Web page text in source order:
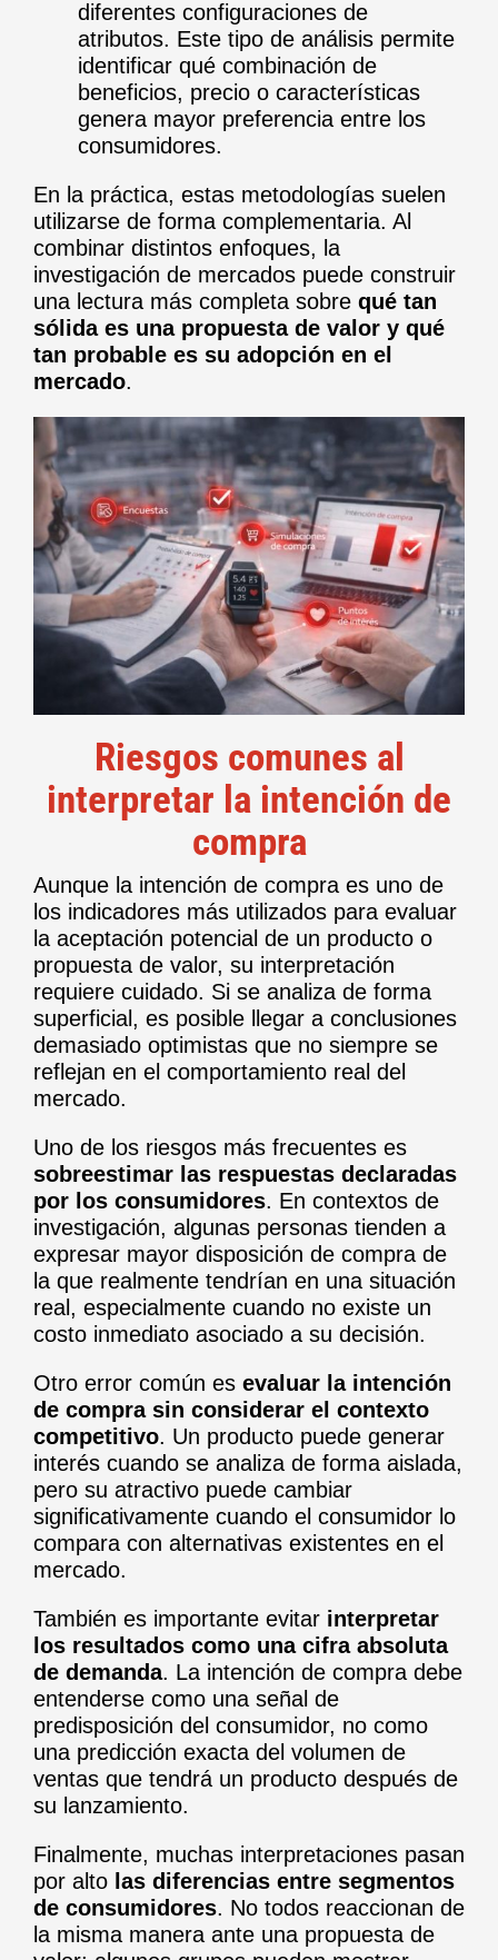
diferentes configuraciones de
atributos. Este tipo de análisis permite
identificar qué combinación de
beneficios, precio o características
genera mayor preferencia entre los
consumidores.
En la práctica, estas metodologías suelen
utilizarse de forma complementaria. Al
combinar distintos enfoques, la
investigación de mercados puede construir
una lectura más completa sobre qué tan
sólida es una propuesta de valor y qué
tan probable es su adopción en el
mercado.
Riesgos comunes al
interpretar la intención de
compra
Aunque la intención de compra es uno de
los indicadores más utilizados para evaluar
la aceptación potencial de un producto o
propuesta de valor, su interpretación
requiere cuidado. Si se analiza de forma
superficial, es posible llegar a conclusiones
demasiado optimistas que no siempre se
reflejan en el comportamiento real del
mercado.
Uno de los riesgos más frecuentes es
sobreestimar las respuestas declaradas
por los consumidores. En contextos de
investigación, algunas personas tienden a
expresar mayor disposición de compra de
la que realmente tendrían en una situación
real, especialmente cuando no existe un
costo inmediato asociado a su decisión.
Otro error común es evaluar la intención
de compra sin considerar el contexto
competitivo. Un producto puede generar
interés cuando se analiza de forma aislada,
pero su atractivo puede cambiar
significativamente cuando el consumidor lo
compara con alternativas existentes en el
mercado.
También es importante evitar interpretar
los resultados como una cifra absoluta
de demanda. La intención de compra debe
entenderse como una señal de
predisposición del consumidor, no como
una predicción exacta del volumen de
ventas que tendrá un producto después de
su lanzamiento.
Finalmente, muchas interpretaciones pasan
por alto las diferencias entre segmentos
de consumidores. No todos reaccionan de
la misma manera ante una propuesta de